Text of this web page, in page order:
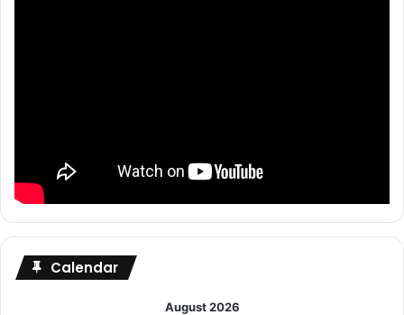
Calendar
August 2026